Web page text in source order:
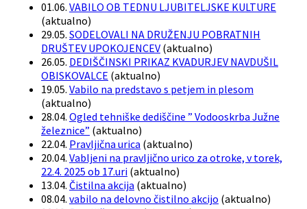
01.06. VABILO OB TEDNU LJUBITELJSKE KULTURE
(aktualno)
29.05. SODELOVALI NA DRUŽENJU POBRATNIH
DRUŠTEV UPOKOJENCEV (aktualno)
26.05. DEDIŠČINSKI PRIKAZ KVADURJEV NAVDUŠIL
OBISKOVALCE (aktualno)
19.05. Vabilo na predstavo s petjem in plesom
(aktualno)
28.04. Ogled tehniške dediščine ” Vodooskrba Južne
železnice” (aktualno)
22.04. Pravljična urica (aktualno)
20.04. Vabljeni na pravljično urico za otroke, v torek,
22.4. 2025 ob 17.uri (aktualno)
13.04. Čistilna akcija (aktualno)
08.04. vabilo na delovno čistilno akcijo (aktualno)